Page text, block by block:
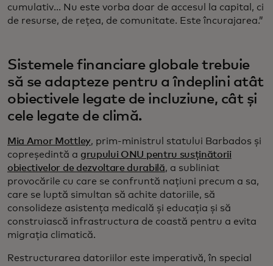
cumulativ... Nu este vorba doar de accesul la capital, ci
de resurse, de rețea, de comunitate. Este încurajarea.”
Sistemele financiare globale trebuie
să se adapteze pentru a îndeplini atât
obiectivele legate de incluziune, cât și
cele legate de climă.
Mia Amor Mottley, prim-ministrul statului Barbados și
copreședintă a grupului ONU pentru susținătorii
obiectivelor de dezvoltare durabilă, a subliniat
provocările cu care se confruntă națiuni precum a sa,
care se luptă simultan să achite datoriile, să
consolideze asistența medicală și educația și să
construiască infrastructura de coastă pentru a evita
migrația climatică.
Restructurarea datoriilor este imperativă, în special